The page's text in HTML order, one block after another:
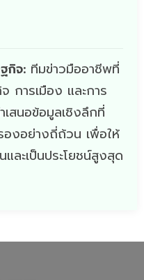
กิจ: ทีมข่าวมืออาชีพที่
การเมือง และการ
สนอข้อมูลเชิงลึกที่
องอย่างถี่ถ้วน เพื่อให้
ละเป็นประโยชน์สูงสุด